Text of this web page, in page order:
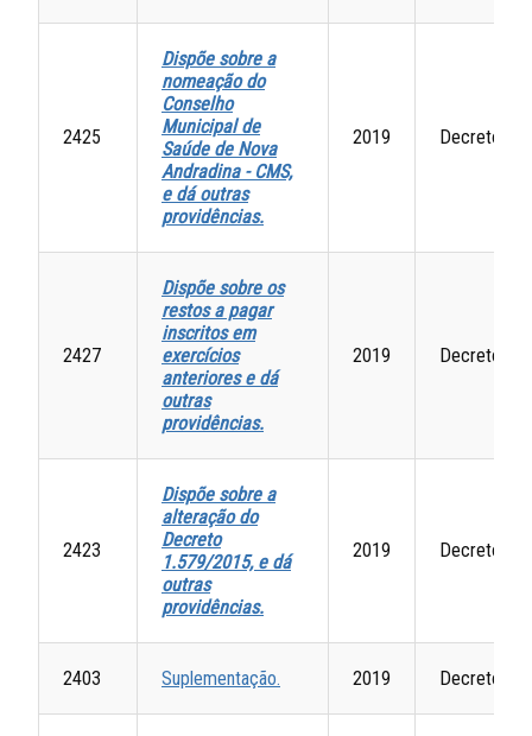
2425
Dispõe sobre a
nomeação do
Conselho
Municipal de
Saúde de Nova
Andradina - CMS,
e dá outras
providências.
2019 Decretos
2427
Dispõe sobre os
restos a pagar
inscritos em
exercícios
anteriores e dá
outras
providências.
2019 Decretos
2423
Dispõe sobre a
alteração do
Decreto
1.579/2015, e dá
outras
providências.
2019 Decretos
2403 Suplementação. 2019 Decretos